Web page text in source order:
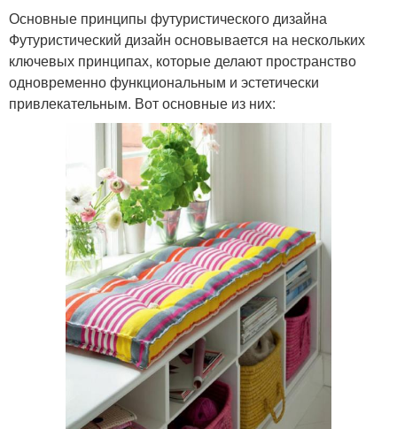
Основные принципы футуристического дизайна
Футуристический дизайн основывается на нескольких
ключевых принципах, которые делают пространство
одновременно функциональным и эстетически
привлекательным. Вот основные из них: